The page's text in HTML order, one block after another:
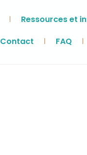
Ressources et
Contact
FAQ